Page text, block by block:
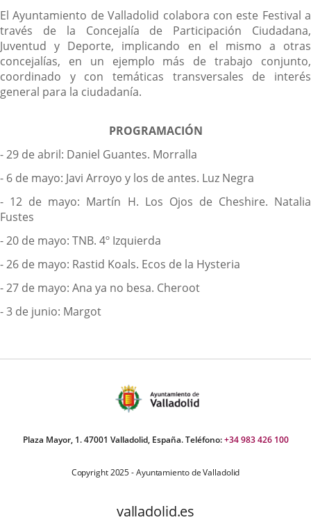
El Ayuntamiento de Valladolid colabora con este Festival a
través de la Concejalía de Participación Ciudadana,
Juventud y Deporte, implicando en el mismo a otras
concejalías, en un ejemplo más de trabajo conjunto,
coordinado y con temáticas transversales de interés
general para la ciudadanía.
PROGRAMACIÓN
- 29 de abril: Daniel Guantes. Morralla
- 6 de mayo: Javi Arroyo y los de antes. Luz Negra
- 12 de mayo: Martín H. Los Ojos de Cheshire. Natalia
Fustes
- 20 de mayo: TNB. 4º Izquierda
- 26 de mayo: Rastid Koals. Ecos de la Hysteria
- 27 de mayo: Ana ya no besa. Cheroot
- 3 de junio: Margot
Plaza Mayor, 1. 47001 Valladolid, España. Teléfono:+34 983 426 100
Copyright 2025 - Ayuntamiento de Valladolid
valladolid.es